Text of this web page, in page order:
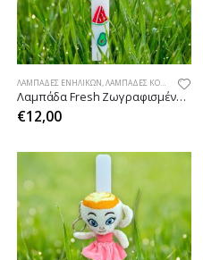
ΛΑΜΠΆΔΕΣ ΕΝΗΛΊΚΩΝ,ΛΑΜΠΆΔΕΣ ΚΟΡΊΤΣΙ ,ΠΆΣΧΑ
Λαμπάδα Fresh Ζωγραφισμένη με Φρούτα
€12,00